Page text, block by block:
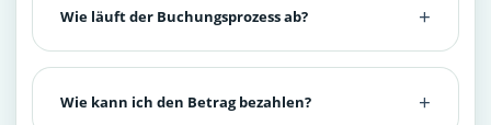
Wie läuft der Buchungsprozess ab?
Wie kann ich den Betrag bezahlen?